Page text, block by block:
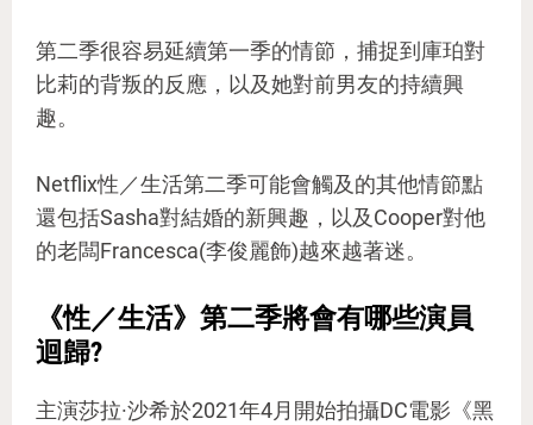
第二季很容易延續第一季的情節，捕捉到庫珀對
比莉的背叛的反應，以及她對前男友的持續興
趣。
Netflix性／生活第二季可能會觸及的其他情節點
還包括Sasha對結婚的新興趣，以及Cooper對他
的老闆Francesca(李俊麗飾)越來越著迷。
《性／生活》第二季將會有哪些演員
迴歸?
主演莎拉·沙希於2021年4月開始拍攝DC電影《黑